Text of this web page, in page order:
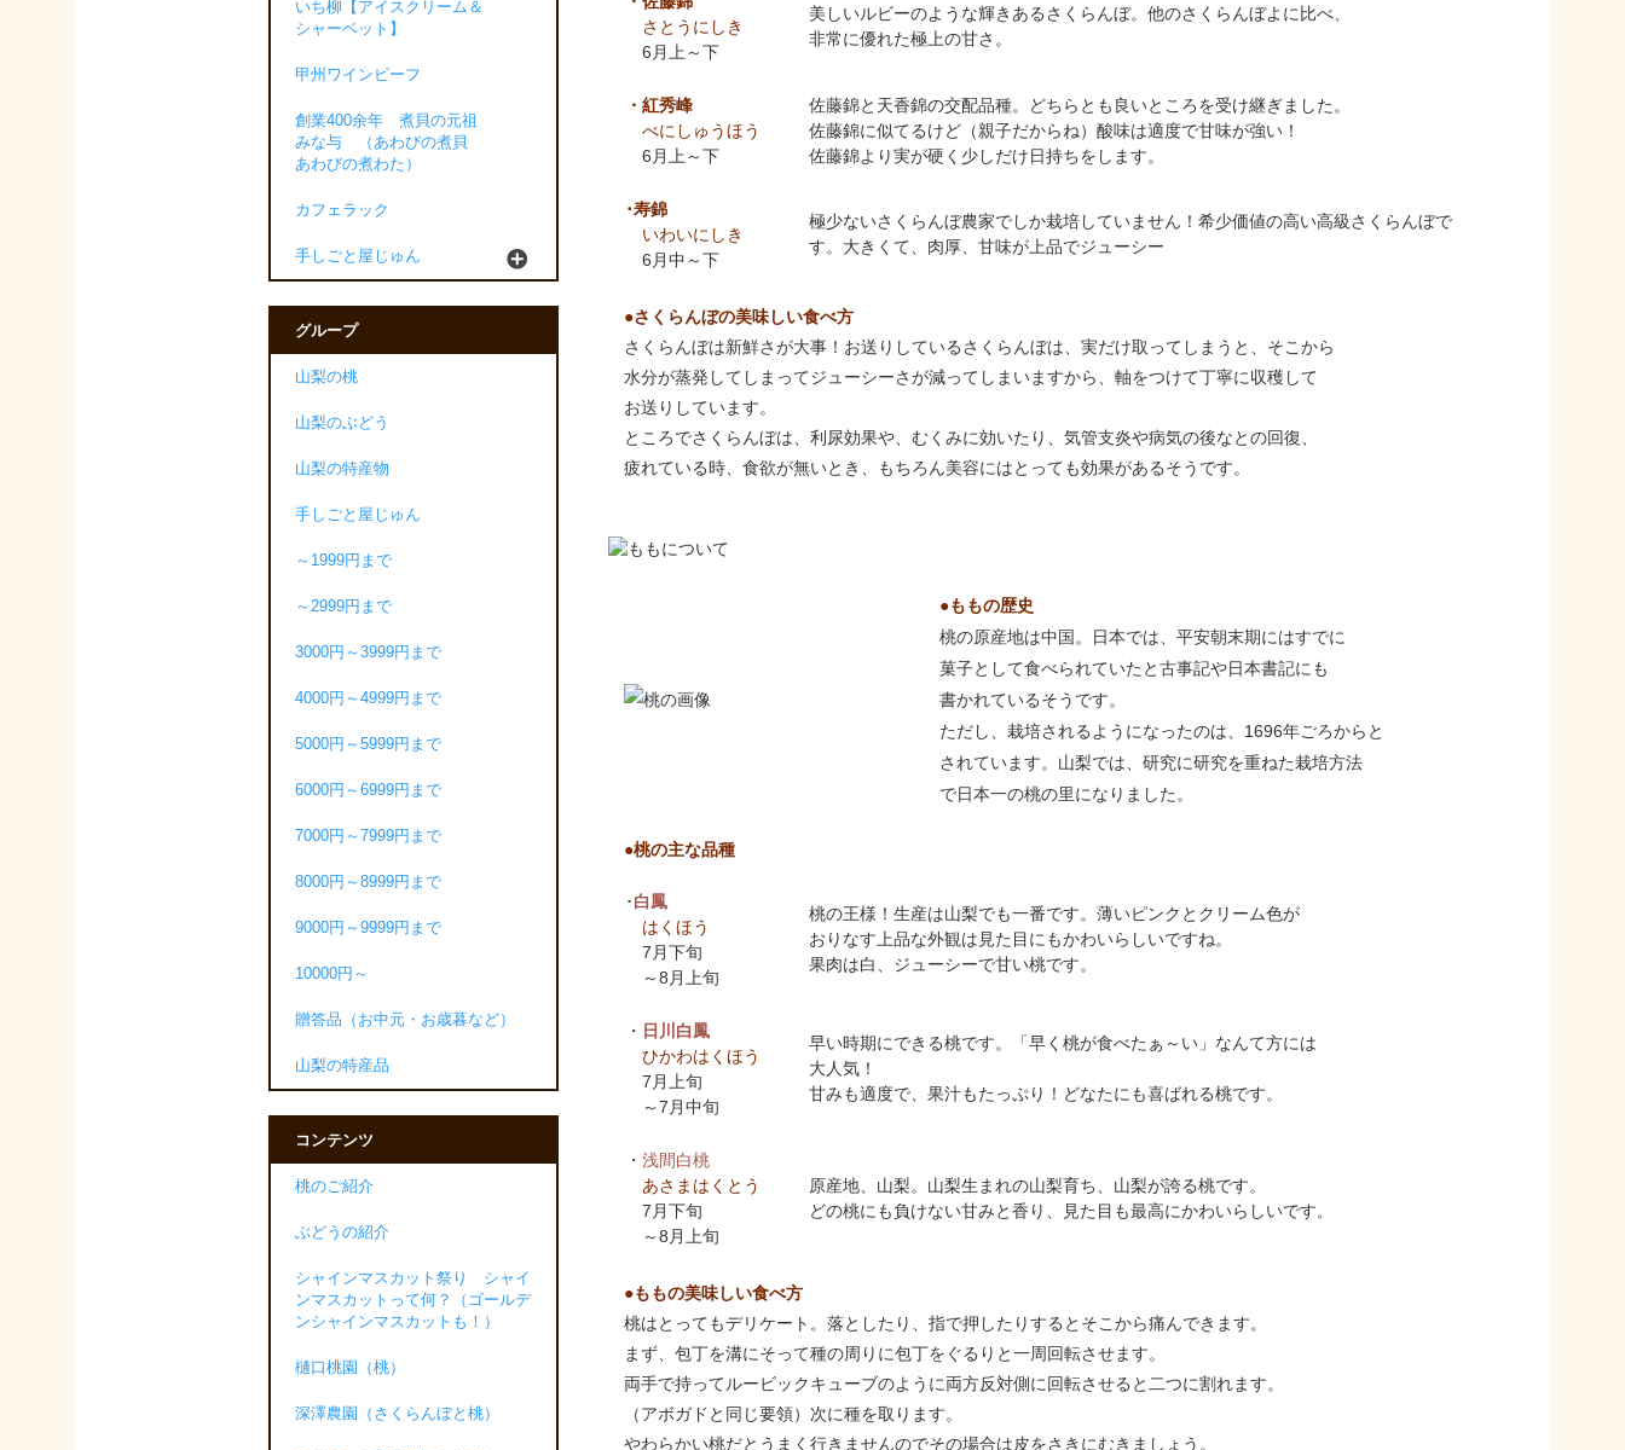
さとうにしき
6月上～下
美しいルビーのような輝きあるさくらんぼ。他のさくらんぼよに比べ、
非常に優れた極上の甘さ。
・紅秀峰
べにしゅうほう
6月上～下
佐藤錦と天香錦の交配品種。どちらとも良いところを受け継ぎました。
佐藤錦に似てるけど（親子だからね）酸味は適度で甘味が強い！
佐藤錦より実が硬く少しだけ日持ちをします。
･寿錦
いわいにしき
6月中～下
極少ないさくらんぼ農家でしか栽培していません！希少価値の高い高級さくらんぼで
す。大きくて、肉厚、甘味が上品でジューシー
●さくらんぼの美味しい食べ方
さくらんぼは新鮮さが大事！お送りしているさくらんぼは、実だけ取ってしまうと、そこから
水分が蒸発してしまってジューシーさが減ってしまいますから、軸をつけて丁寧に収穫して
お送りしています。
ところでさくらんぼは、利尿効果や、むくみに効いたり、気管支炎や病気の後なとの回復、
疲れている時、食欲が無いとき、もちろん美容にはとっても効果があるそうです。
●ももの歴史
桃の原産地は中国。日本では、平安朝末期にはすでに
菓子として食べられていたと古事記や日本書記にも
書かれているそうです。
ただし、栽培されるようになったのは、1696年ごろからと
されています。山梨では、研究に研究を重ねた栽培方法
で日本一の桃の里になりました。
●桃の主な品種
･白鳳
はくほう
7月下旬
～8月上旬
桃の王様！生産は山梨でも一番です。薄いピンクとクリーム色が
おりなす上品な外観は見た目にもかわいらしいですね。
果肉は白、ジューシーで甘い桃です。
・ 日川白鳳
ひかわはくほう
7月上旬
～7月中旬
早い時期にできる桃です。「早く桃が食べたぁ～い」なんて方には
大人気！
甘みも適度で、果汁もたっぷり！どなたにも喜ばれる桃です。
・ 浅間白桃
あさまはくとう
7月下旬
～8月上旬
原産地、山梨。山梨生まれの山梨育ち、山梨が誇る桃です。
どの桃にも負けない甘みと香り、見た目も最高にかわいらしいです。
●ももの美味しい食べ方
桃はとってもデリケート。落としたり、指で押したりするとそこから痛んできます。
まず、包丁を溝にそって種の周りに包丁をぐるりと一周回転させます。
両手で持ってルービックキューブのように両方反対側に回転させると二つに割れます。
（アボガドと同じ要領）次に種を取ります。
やわらかい桃だとうまく行きませんのでその場合は皮をさきにむきましょう。
いち柳【アイスクリーム＆
シャーベット】
甲州ワインビーフ
創業400余年 煮貝の元祖
みな与 （あわびの煮貝
あわびの煮わた）
カフェラック
手しごと屋じゅん
グループ
山梨の桃
山梨のぶどう
山梨の特産物
手しごと屋じゅん
～1999円まで
～2999円まで
3000円～3999円まで
4000円～4999円まで
5000円～5999円まで
6000円～6999円まで
7000円～7999円まで
8000円～8999円まで
9000円～9999円まで
10000円～
贈答品（お中元・お歳暮など）
山梨の特産品
コンテンツ
桃のご紹介
ぶどうの紹介
シャインマスカット祭り シャイ
ンマスカットって何？（ゴールデ
ンシャインマスカットも！）
樋口桃園（桃）
深澤農園（さくらんぼと桃）